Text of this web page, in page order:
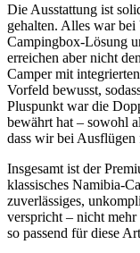
Die Ausstattung ist
gehalten. Alles war
Campingbox-Lösung
erreichen aber nicht
Camper mit
Vorfeld bewusst,
Pluspunkt war die
bewährt hat – sowohl
dass wir bei Ausflügen
Insgesamt ist der
klassisches Namibia-
zuverlässiges,
verspricht – nicht
so passend für diese